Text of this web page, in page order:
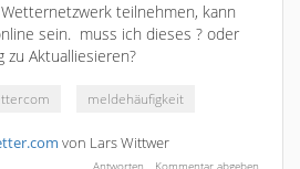
teilnehmen, kann
sein. muss ich dieses ? oder
zu Aktualliesieren?
meldehäufigkeit
von Lars Wittwer